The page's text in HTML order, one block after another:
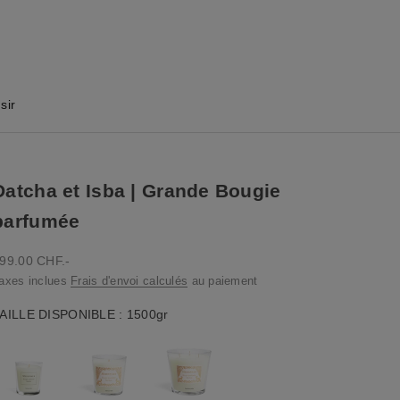
et Isba | Grande Bougie
de vente
CHF.-
inclues Frais d'envoi calculés au paiement
DISPONIBLE : 1500grTaille disponible